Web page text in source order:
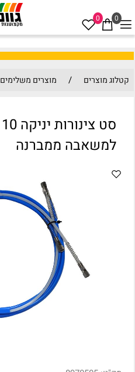
0
0
קטלוג מוצרים / מוצרים משלימים
למשאבה ממברנה